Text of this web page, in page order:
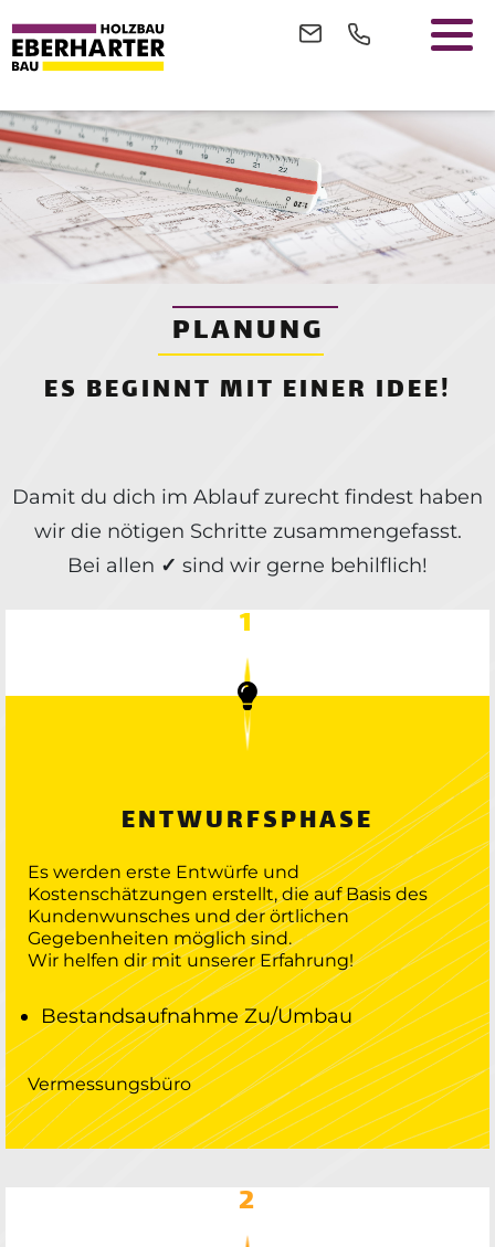
PLANUNG
ES BEGINNT MIT EINER IDEE!
Damit du dich im Ablauf zurecht findest haben
wir die nötigen Schritte zusammengefasst.
Bei allen ✓ sind wir gerne behilflich!
1
ENTWURFSPHASE
Es werden erste Entwürfe und
Kostenschätzungen erstellt, die auf Basis des
Kundenwunsches und der örtlichen
Gegebenheiten möglich sind.
Wir helfen dir mit unserer Erfahrung!
Bestandsaufnahme Zu/Umbau
Vermessungsbüro
2